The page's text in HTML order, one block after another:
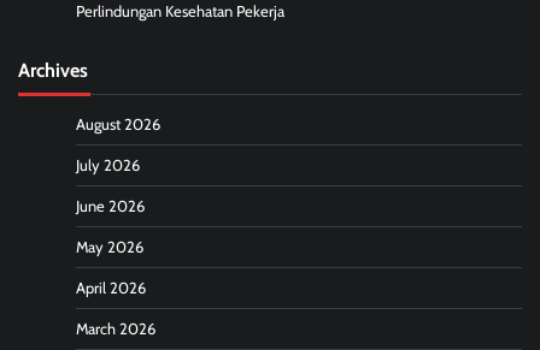
Perlindungan Kesehatan Pekerja
Archives
August 2026
July 2026
June 2026
May 2026
April 2026
March 2026